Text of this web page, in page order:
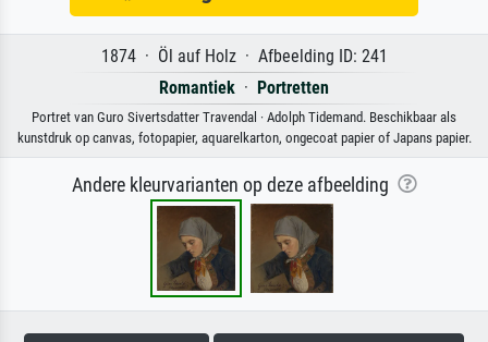
1874 · Öl auf Holz · Afbeelding ID: 241
Romantiek · Portretten
Portret van Guro Sivertsdatter Travendal · Adolph Tidemand. Beschikbaar als
kunstdruk op canvas, fotopapier, aquarelkarton, ongecoat papier of Japans papier.
Andere kleurvarianten op deze afbeelding